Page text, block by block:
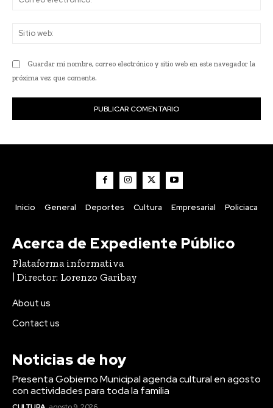
Guardar mi nombre, correo electrónico y sitio web en este navegador la
próxima vez que comente.
Inicio General Deportes Cultura Empresarial Policiaca
Acerca de Expediente Público
Plataforma informativa
| Director: Lorenzo Garibay
About us
Contact us
Noticias de hoy
Presenta Gobierno Municipal agenda cultural en agosto
con actividades para toda la familia